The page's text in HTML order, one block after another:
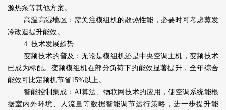
源热泵等其他方案。
高温高湿地区：需关注模组机的散热性能，必要时可考虑蒸发
冷改造提升能效。
4. 技术发展趋势
变频技术的普及：无论是模组机还是中央空调主机，变频技术
已成为标配。变频模组机在部分负荷下的能效显著提升，全年综合
能效可比定频机节省15%以上。
智能控制集成：AI算法、物联网技术的应用，使空调系统能根
据室内外环境、人流量等数据智能调节运行策略，进一步提升能